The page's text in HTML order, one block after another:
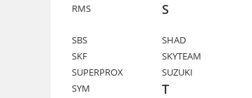
RMS S
SBS
SHAD
SKF
SKYTEAM
SUPERPROX
SUZUKI
SYM
T